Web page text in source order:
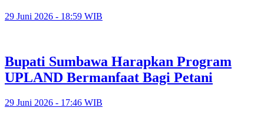
29 Juni 2026 - 18:59 WIB
Bupati Sumbawa Harapkan Program
UPLAND Bermanfaat Bagi Petani
29 Juni 2026 - 17:46 WIB